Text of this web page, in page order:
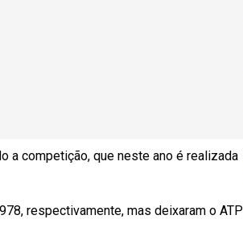
a competição, que neste ano é realizada
respectivamente, mas deixaram o ATP